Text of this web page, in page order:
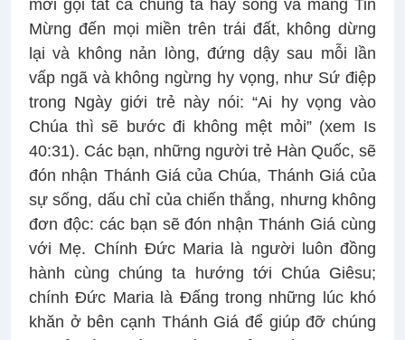
mời gọi tất cả chúng ta hãy sống và mang Tin
Mừng đến mọi miền trên trái đất, không dừng
lại và không nản lòng, đứng dậy sau mỗi lần
vấp ngã và không ngừng hy vọng, như Sứ điệp
trong Ngày giới trẻ này nói: “Ai hy vọng vào
Chúa thì sẽ bước đi không mệt mỏi” (xem Is
40:31). Các bạn, những người trẻ Hàn Quốc, sẽ
đón nhận Thánh Giá của Chúa, Thánh Giá của
sự sống, dấu chỉ của chiến thắng, nhưng không
đơn độc: các bạn sẽ đón nhận Thánh Giá cùng
với Mẹ. Chính Đức Maria là người luôn đồng
hành cùng chúng ta hướng tới Chúa Giêsu;
chính Đức Maria là Đấng trong những lúc khó
khăn ở bên cạnh Thánh Giá để giúp đỡ chúng